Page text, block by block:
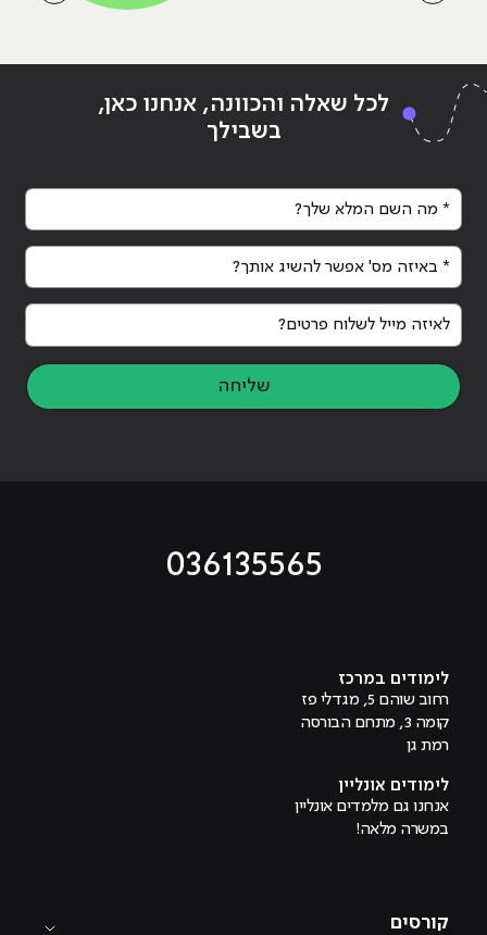
לכל שאלה והכוונה, אנחנו כאן,
בשבילך
* מה השם המלא שלך?
* באיזה מס' אפשר להשיג אותך?
לאיזה מייל לשלוח פרטים?
שליחה
036135565
לימודים במרכז
רחוב שוהם 5, מגדלי פז
קומה 3, מתחם הבורסה
רמת גן
לימודים אונליין
אנחנו גם מלמדים אונליין
במשרה מלאה!
קורסים